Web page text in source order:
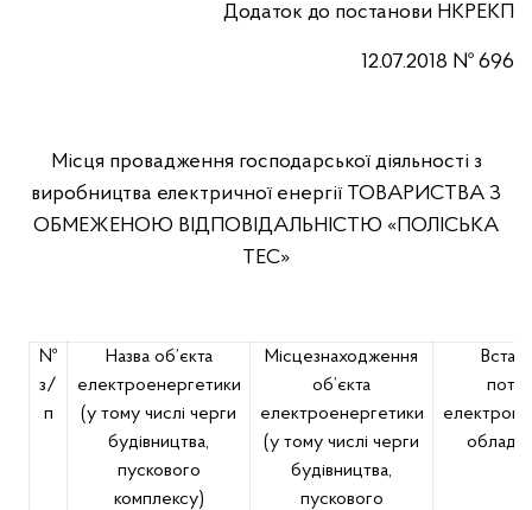
Додаток до постанови НКРЕКП
12.07.2018 № 696
Місця провадження господарської діяльності з
виробництва електричної енергії ТОВАРИСТВА З
ОБМЕЖЕНОЮ ВІДПОВІДАЛЬНІСТЮ «ПОЛІСЬКА
ТЕС»
№
з/
п
Назва об’єкта
електроенергетики
(у тому числі черги
будівництва,
пускового
комплексу)
Місцезнаходження
об’єкта
електроенергетики
(у тому числі черги
будівництва,
пускового